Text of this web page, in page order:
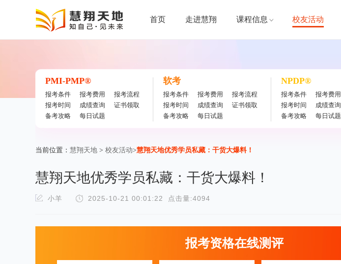
首页 走进慧翔 课程信息 校友活动
PMI-PMP®
报考条件 报考费用
报考流程
报考时间
成绩查询
证书领取
备考攻略
每日试题
软考
报考条件 报考费用
报考流程
报考时间
成绩查询
证书领取
备考攻略
每日试题
NPDP®
报考条件 报考费用
报考时间
成绩查询
备考攻略
每日试题
当前位置： 慧翔天地 > 校友活动>慧翔天地优秀学员私藏：干货大爆料！
慧翔天地优秀学员私藏：干货大爆料！
小羊 2025-10-21 00:01:22 点击量:4094
报考资格在线测评